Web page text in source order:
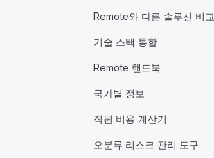
Remote와 다른 솔루션 비교
기술 스택 통합
Remote 핸드북
국가별 정보
직원 비용 계산기
오분류 리스크 관리 도구